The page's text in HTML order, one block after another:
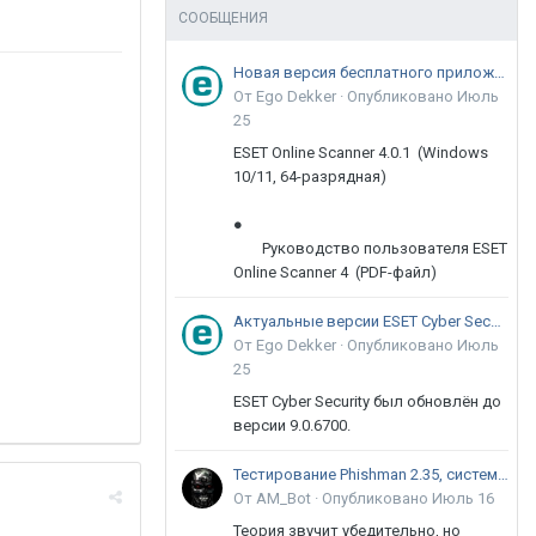
СООБЩЕНИЯ
Новая версия бесплатного приложения ESET Online Scanner доступна пользователям
От Ego Dekker · Опубликовано Июль
25
ESET Online Scanner 4.0.1 (Windows
10/11, 64-разрядная)
●
Руководство пользователя ESET
Online Scanner 4 (PDF-файл)
Актуальные версии ESET Cyber Security 9
От Ego Dekker · Опубликовано Июль
25
ESET Cyber Security был обновлён до
версии 9.0.6700.
Тестирование Phishman 2.35, системы повышения осведомлённости пользователей в сфере ИБ
От AM_Bot · Опубликовано Июль 16
Теория звучит убедительно, но